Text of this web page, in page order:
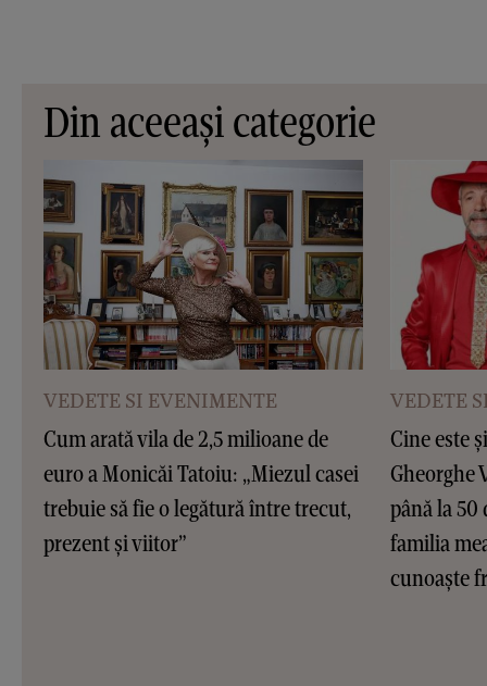
Din aceeași categorie
VEDETE SI EVENIMENTE
Cum arată vila de 2,5 milioane de
euro a Monicăi Tatoiu: „Miezul casei
trebuie să fie o legătură între trecut,
prezent și viitor”
VEDETE
Cine este
Gheorghe
până la 50
familia
cunoaște